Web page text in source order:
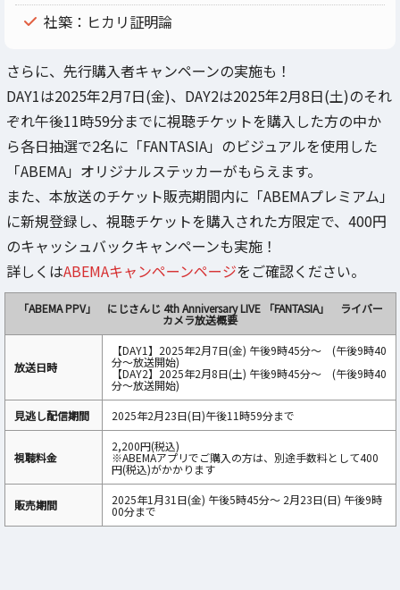
社築：ヒカリ証明論
さらに、先行購入者キャンペーンの実施も！
DAY1は2025年2月7日(金)、DAY2は2025年2月8日(土)のそれ
ぞれ午後11時59分までに視聴チケットを購入した方の中か
ら各日抽選で2名に「FANTASIA」のビジュアルを使用した
「ABEMA」オリジナルステッカーがもらえます。
また、本放送のチケット販売期間内に「ABEMAプレミアム」
に新規登録し、視聴チケットを購入された方限定で、400円
のキャッシュバックキャンペーンも実施！
詳しくはABEMAキャンペーンページをご確認ください。
「ABEMA PPV」 にじさんじ 4th Anniversary LIVE 「FANTASIA」 ライバー
カメラ放送概要
放送日時
【DAY1】2025年2月7日(金) 午後9時45分～ (午後9時40
分～放送開始)
【DAY2】2025年2月8日(土) 午後9時45分～ (午後9時40
分～放送開始)
見逃し配信期間
2025年2月23日(日)午後11時59分まで
視聴料金
2,200円(税込)
※ABEMAアプリでご購入の方は、別途手数料として400
円(税込)がかかります
販売期間 2025年1月31日(金) 午後5時45分〜 2月23日(日) 午後9時
00分まで